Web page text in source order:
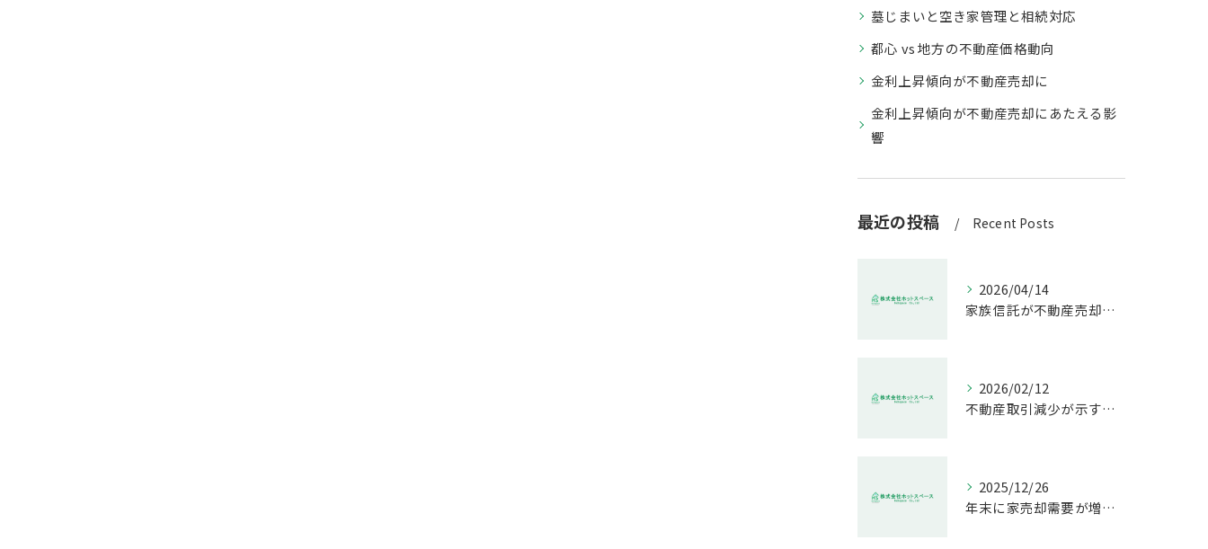
墓じまいと空き家管理と相続対応
都心 vs 地方の不動産価格動向
金利上昇傾向が不動産売却に
金利上昇傾向が不動産売却にあたえる影
響
最近の投稿 Recent Posts
2026/04/14
家族信託が不動産売却で生む具体的メリット
2026/02/12
不動産取引減少が示す市場の危機
2025/12/26
年末に家売却需要が増す理由解説